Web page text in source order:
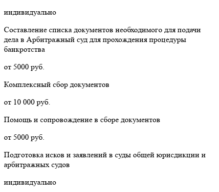
индивидуально
Составление списка документов необходимого для подачи
дела в Арбитражный суд для прохождения процедуры
банкротства
от 5000 руб.
Комплексный сбор документов
от 10 000 руб.
Помощь и сопровождение в сборе документов
от 5000 руб.
Подготовка исков и заявлений в суды общей юрисдикции и
арбитражных судов
индивидуально